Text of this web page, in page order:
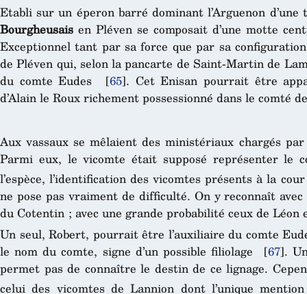
Etabli sur un éperon barré dominant l’Arguenon
Bourgheusais en Pléven se composait d’une motte
Exceptionnel tant par sa force que par sa
de Pléven qui, selon la pancarte de Saint-Martin de
du comte Eudes
[65]. Cet Enisan pourrait être
d’Alain le Roux richement possessionné dans le comté
Aux vassaux se mêlaient des ministériaux chargés
Parmi eux, le vicomte était supposé représenter le
l’espèce, l’identification des vicomtes présents à la
ne pose pas vraiment de difficulté. On y reconnaît
du Cotentin ; avec une grande probabilité ceux de Léon
Un seul, Robert, pourrait être l’auxiliaire du comte
le nom du comte, signe d’un possible filiolage
[67].
permet pas de connaître le destin de ce lignage.
celui des vicomtes de Lannion dont l’unique